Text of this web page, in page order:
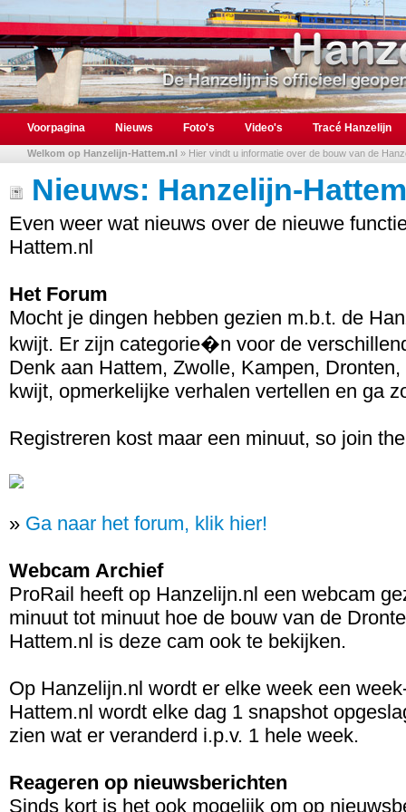
Voorpagina Nieuws Foto's Video's Tracé Hanzelijn
Welkom op Hanzelijn-Hattem.nl » Hier vindt u informatie over de bouw van de
Nieuws: Hanzelijn-
Even weer wat nieuws over de nieuwe
Hattem.nl
Het Forum
Mocht je dingen hebben gezien m.b.t. de
kwijt. Er zijn categorie�n voor de
Denk aan Hattem, Zwolle, Kampen,
kwijt, opmerkelijke verhalen vertellen en ga
Registreren kost maar een minuut, so join
» Ga naar het forum, klik hier!
Webcam Archief
ProRail heeft op Hanzelijn.nl een webcam
minuut tot minuut hoe de bouw van de
Hattem.nl is deze cam ook te bekijken.
Op Hanzelijn.nl wordt er elke week een
Hattem.nl wordt elke dag 1 snapshot
zien wat er veranderd i.p.v. 1 hele week.
Reageren op nieuwsberichten
Sinds kort is het ook mogelijk om op